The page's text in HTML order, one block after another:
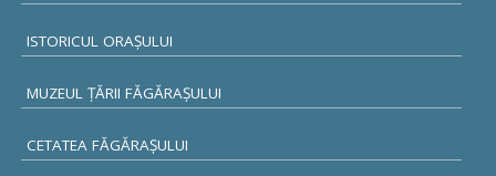
ISTORICUL ORAŞULUI
MUZEUL ŢĂRII FĂGĂRAŞULUI
CETATEA FĂGĂRAŞULUI